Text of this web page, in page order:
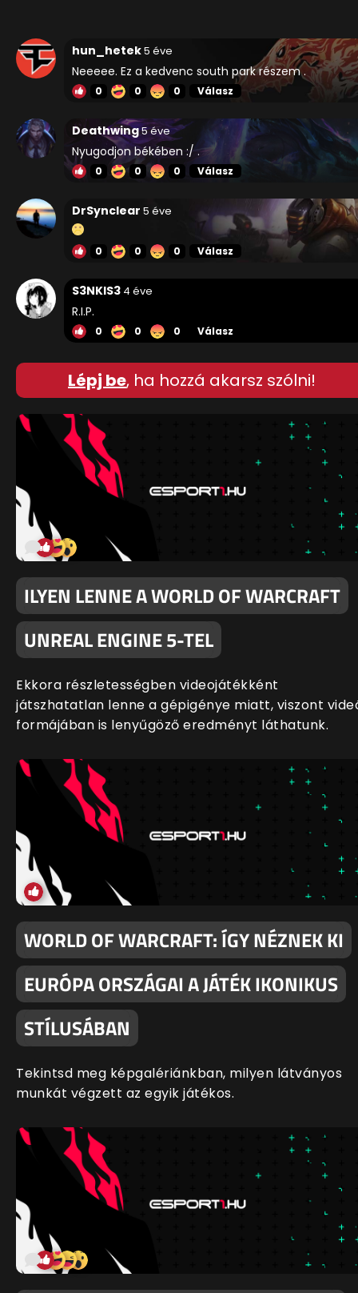
hun_hetek5 éve
Neeeee. Ez a kedvenc south park részem .
0 0 0 Válasz
Deathwing5 éve
Nyugodjon békében :/ .
0 0 0 Válasz
DrSynclear 5 éve
0 0 0 Válasz
S3NKIS3 4 éve
R.I.P.
0 0 0 Válasz
Lépj be, ha hozzá akarsz szólni!
ILYEN LENNE A WORLD OF WARCRAFT
UNREAL ENGINE 5-TEL
Ekkora részletességben videojátékként
játszhatatlan lenne a gépigénye miatt, viszont
formájában is lenyűgöző eredményt láthatunk.
WORLD OF WARCRAFT: ÍGY NÉZNEK KI
EURÓPA ORSZÁGAI A JÁTÉK IKONIKUS
STÍLUSÁBAN
Tekintsd meg képgalériánkban, milyen látványos
munkát végzett az egyik játékos.